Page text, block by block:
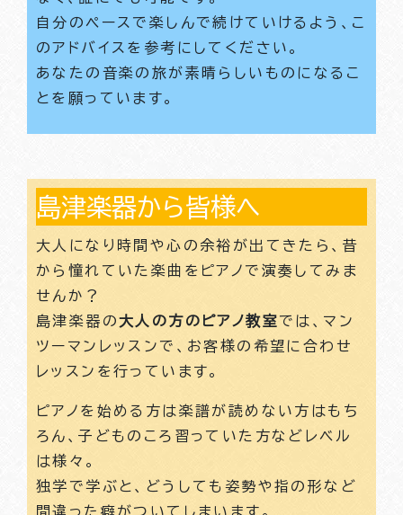
自分のペースで楽しんで続けていけるよう、こ
のアドバイスを参考にしてください。
あなたの音楽の旅が素晴らしいものになるこ
とを願っています。
島津楽器から皆様へ
大人になり時間や心の余裕が出てきたら、昔
から憧れていた楽曲をピアノで演奏してみま
せんか？
島津楽器の大人の方のピアノ教室では、マン
ツーマンレッスンで、お客様の希望に合わせ
レッスンを行っています。
ピアノを始める方は楽譜が読めない方はもち
ろん、子どものころ習っていた方などレベル
は様々。
独学で学ぶと、どうしても姿勢や指の形など
間違った癖がついてしまいます。